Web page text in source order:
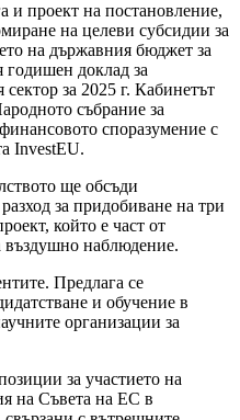
и проект на постановление,
на целеви субсидии за
на държавния бюджет за
годишен доклад за
за 2025 г. Кабинетът
събрание за
споразумение с
InvestEU.
ще обсъди
за придобиване на три
който е част от
въздушно наблюдение.
Предлага се
и обучение в
организации за
за участието на
на Съвета на ЕС в